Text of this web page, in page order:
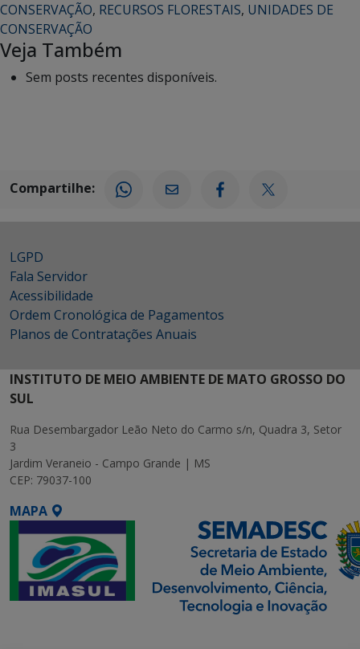
CONSERVAÇÃO, RECURSOS FLORESTAIS, UNIDADES DE
CONSERVAÇÃO
Veja Também
Sem posts recentes disponíveis.
Compartilhe:
LGPD
Fala Servidor
Acessibilidade
Ordem Cronológica de Pagamentos
Planos de Contratações Anuais
INSTITUTO DE MEIO AMBIENTE DE MATO GROSSO DO
SUL
Rua Desembargador Leão Neto do Carmo s/n, Quadra 3, Setor
3
Jardim Veraneio - Campo Grande | MS
CEP: 79037-100
MAPA